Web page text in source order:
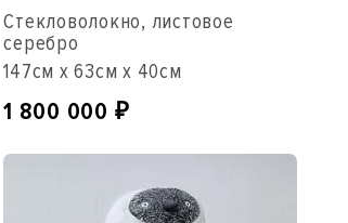
Стекловолокно, листовое
серебро
147см x 63см x 40см
1 800 000 ₽